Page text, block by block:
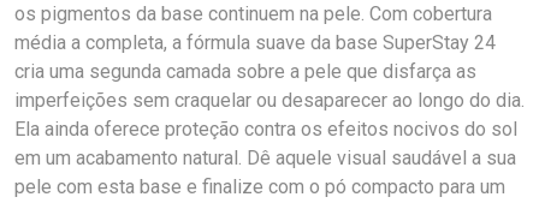
os pigmentos da base continuem na pele. Com cobertura
média a completa, a fórmula suave da base SuperStay 24
cria uma segunda camada sobre a pele que disfarça as
imperfeições sem craquelar ou desaparecer ao longo do dia.
Ela ainda oferece proteção contra os efeitos nocivos do sol
em um acabamento natural. Dê aquele visual saudável a sua
pele com esta base e finalize com o pó compacto para um